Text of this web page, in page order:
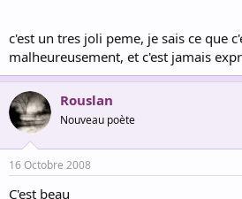
c'est un tres joli peme, je sais ce que
malheureusement, et c'est jamais
Rouslan
Nouveau poète
16 Octobre 2008
C'est beau